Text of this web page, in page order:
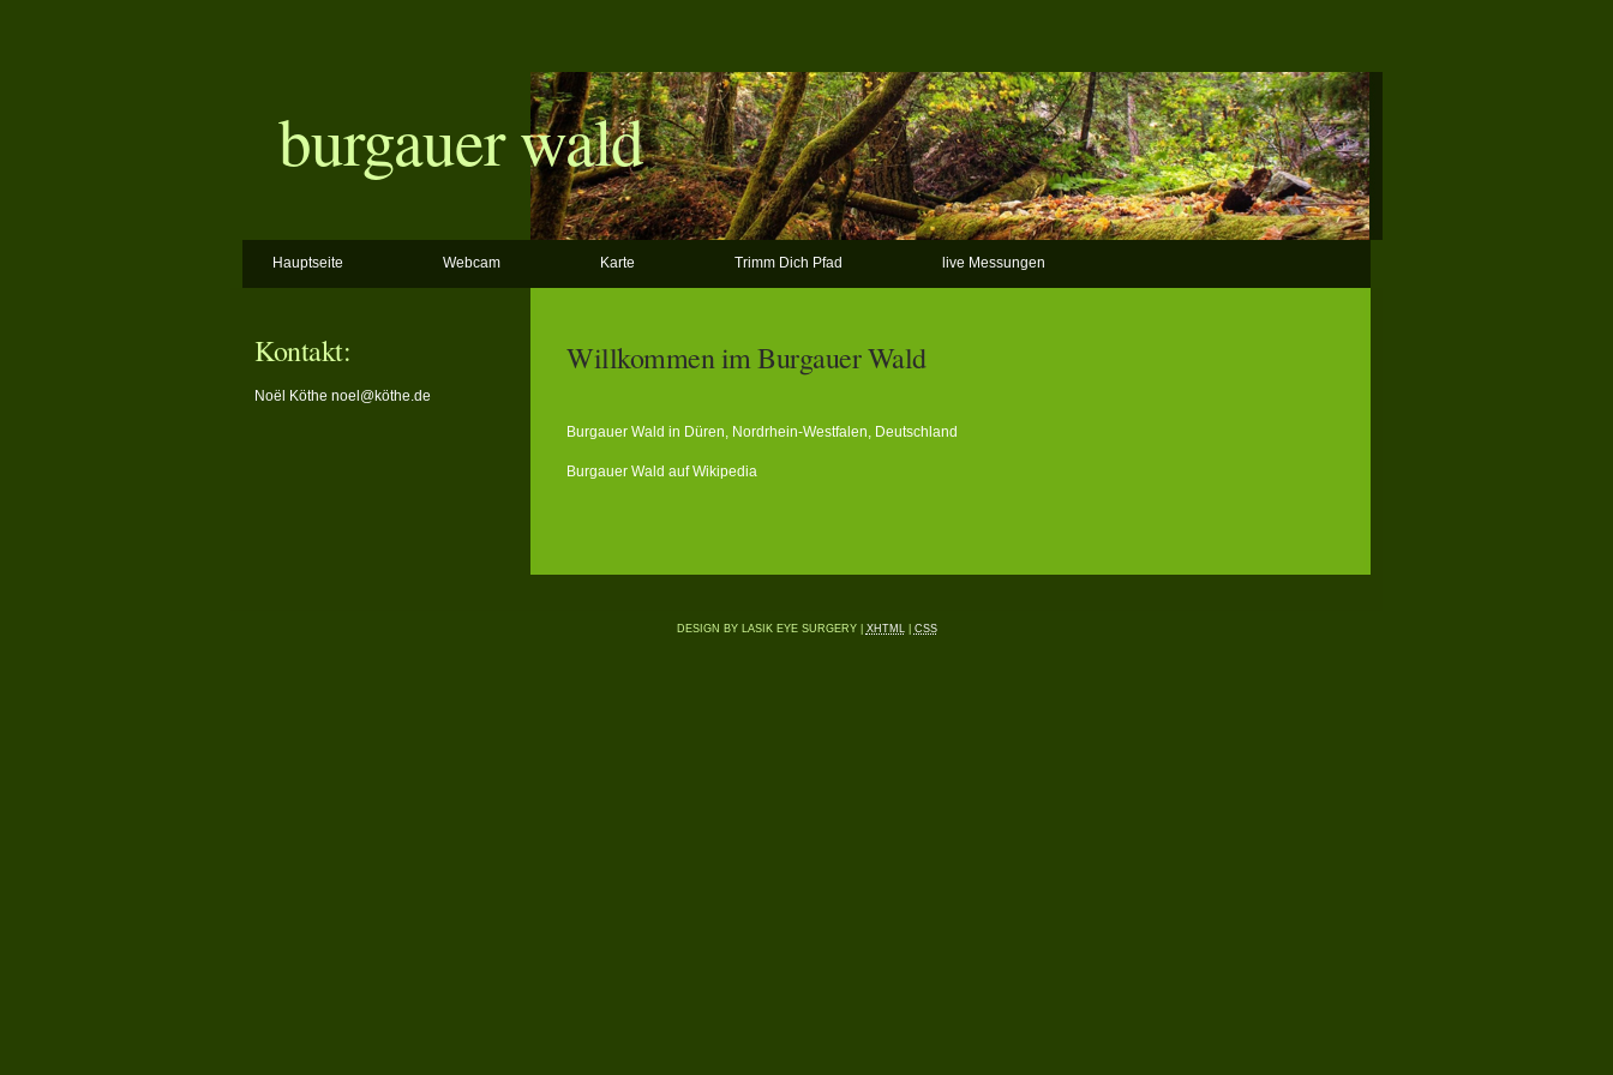
burgauer wald
Hauptseite Webcam Karte Trimm Dich Pfad live Messungen
Willkommen im Burgauer Wald
Burgauer Wald in Düren, Nordrhein-Westfalen, Deutschland
Burgauer Wald auf Wikipedia
Kontakt:
Noël Köthe noel@köthe.de
DESIGN BY LASIK EYE SURGERY | XHTML| CSS